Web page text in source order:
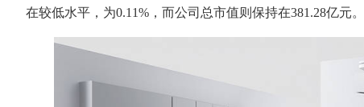
在较低水平，为0.11%，而公司总市值则保持在381.28亿元。